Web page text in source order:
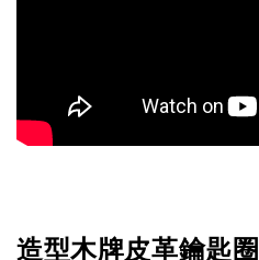
造型木牌皮革鑰匙圈